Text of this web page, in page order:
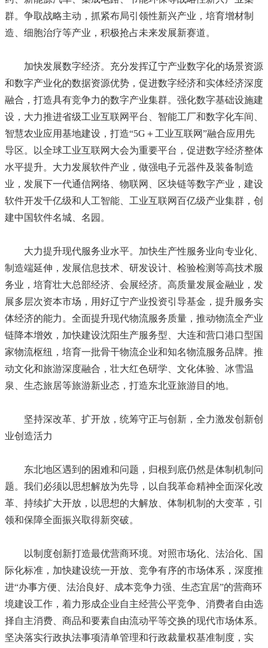
群。争取战略主动，抓紧布局引领性新兴产业，培育增材制
造、细胞治疗等产业，积极抢占未来发展新赛道。
加快发展数字经济。充分发挥辽宁产业数字化的场景资源
和数字产业化的数据资源优势，促进数字经济和实体经济深度
融合，打造具有竞争力的数字产业集群。强化数字基础设施建
设，大力推进省级工业互联网平台、智能工厂和数字化车间、
智慧农业应用基地建设，打造“5G＋工业互联网”融合应用先
导区。以全球工业互联网大会为重要平台，促进数字经济整体
水平提升。大力发展软件产业，做强电子元器件及装备制造
业，发展下一代通信网络、物联网、区块链等数字产业，建设
软件开发千亿级和人工智能、工业互联网百亿级产业集群，创
建中国软件名城、名园。
大力提升现代服务业水平。加快生产性服务业向专业化、
制造端延伸，发展信息技术、研发设计、检验检测等高技术服
务业，培育壮大总部经济、会展经济。高质量发展金融业，发
展多层次资本市场，用好辽宁产业投资引导基金，提升服务实
体经济的能力。全面提升现代物流服务质量，推动物流全产业
链降本增效，加快建设沈阳生产服务型、大连和营口港口型国
家物流枢纽，培育一批骨干物流企业和知名物流服务品牌。推
动文化和旅游深度融合，壮大红色研学、文化体验、冰雪温
泉、生态旅居等旅游新业态，打造东北亚旅游目的地。
坚持深改革、扩开放，统筹守正与创新，全力激发创新创
业创造活力
东北地区遇到的困难和问题，归根到底仍然是体制机制问
题。我们必须以思想解放为先导，以自我革命精神全面深化改
革、持续扩大开放，以思想的大解放、体制机制的大变革，引
领和保障全面振兴取得新突破。
以制度创新打造最优营商环境。对照市场化、法治化、国
际化标准，加快建设统一开放、竞争有序的市场体系，深度推
进“办事方便、法治良好、成本竞争力强、生态宜居”的营商环
境建设工作，着力形成企业自主经营公平竞争、消费者自由选
择自主消费、商品和要素自由流动平等交换的现代市场体系。
坚决落实行政执法事项清单管理和行政裁量权基准制度，实